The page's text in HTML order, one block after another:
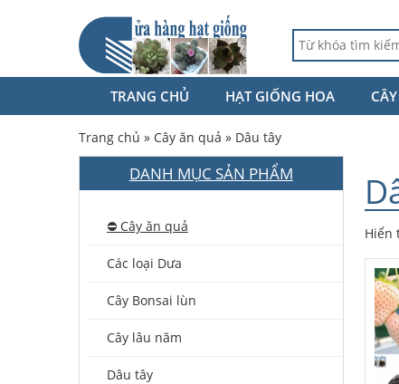
TRANG CHỦ HẠT GIỐNG HOA
Trang chủ » Cây ăn quả » Dâu tây
Hiển
DANH MỤC SẢN PHẨM
⛔️ Cây ăn quả
Các loại Dưa
Cây Bonsai lùn
Cây lâu năm
Dâu tây